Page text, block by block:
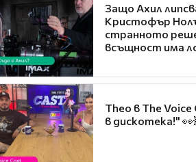
Защо Ахил
Кристофър
странното
всъщност има
Theo в The
в дискотека!"